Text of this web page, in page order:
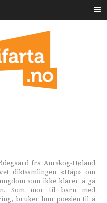
fra Aurskog-Høland
diktsamlingen «Håp» om
som ikke klarer å gå
Som mor til barn med
bruker hun poesien til å